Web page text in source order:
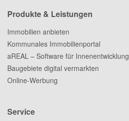
Produkte & Leistungen
Immobilien anbieten
Kommunales Immobilienportal
aREAL – Software für Innenentwicklung
Baugebiete digital vermarkten
Online-Werbung
Service